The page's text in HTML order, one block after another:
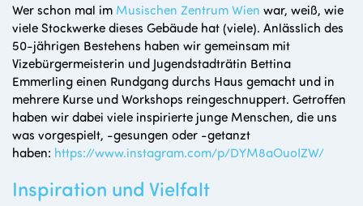
Wer schon mal im Musischen Zentrum Wien war, weiß, wie
viele Stockwerke dieses Gebäude hat (viele). Anlässlich des
50-jährigen Bestehens haben wir gemeinsam mit
Vizebürgermeisterin und Jugendstadträtin Bettina
Emmerling einen Rundgang durchs Haus gemacht und in
mehrere Kurse und Workshops reingeschnuppert. Getroffen
haben wir dabei viele inspirierte junge Menschen, die uns
was vorgespielt, -gesungen oder -getanzt
haben: https://www.instagram.com/p/DYM8aOuoIZW/
Inspiration und Vielfalt